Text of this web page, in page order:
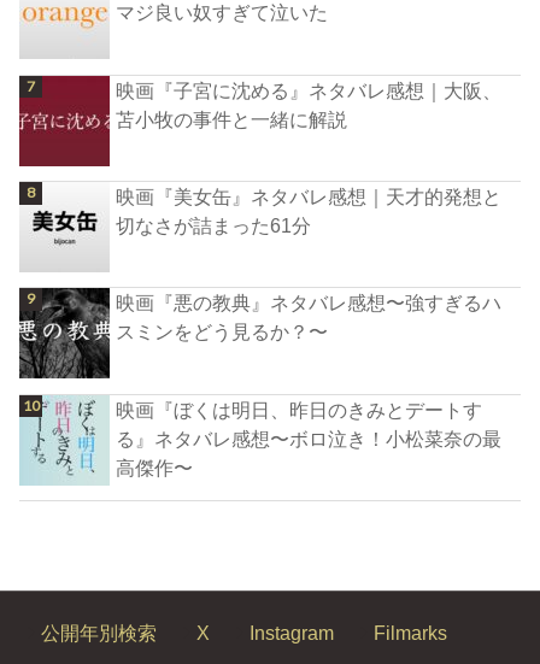
マジ良い奴すぎて泣いた
映画『子宮に沈める』ネタバレ感想｜大阪、
苫小牧の事件と一緒に解説
映画『美女缶』ネタバレ感想｜天才的発想と
切なさが詰まった61分
映画『悪の教典』ネタバレ感想〜強すぎるハ
スミンをどう見るか？〜
映画『ぼくは明日、昨日のきみとデートす
る』ネタバレ感想〜ボロ泣き！小松菜奈の最
高傑作〜
公開年別検索 X Instagram
Filmarks